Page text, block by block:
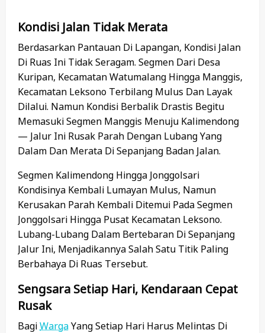
Kondisi Jalan Tidak Merata
Berdasarkan Pantauan Di Lapangan, Kondisi Jalan
Di Ruas Ini Tidak Seragam. Segmen Dari Desa
Kuripan, Kecamatan Watumalang Hingga Manggis,
Kecamatan Leksono Terbilang Mulus Dan Layak
Dilalui. Namun Kondisi Berbalik Drastis Begitu
Memasuki Segmen Manggis Menuju Kalimendong
— Jalur Ini Rusak Parah Dengan Lubang Yang
Dalam Dan Merata Di Sepanjang Badan Jalan.
Segmen Kalimendong Hingga Jonggolsari
Kondisinya Kembali Lumayan Mulus, Namun
Kerusakan Parah Kembali Ditemui Pada Segmen
Jonggolsari Hingga Pusat Kecamatan Leksono.
Lubang-Lubang Dalam Bertebaran Di Sepanjang
Jalur Ini, Menjadikannya Salah Satu Titik Paling
Berbahaya Di Ruas Tersebut.
Sengsara Setiap Hari, Kendaraan Cepat
Rusak
BagiWargaYang Setiap Hari Harus Melintas Di